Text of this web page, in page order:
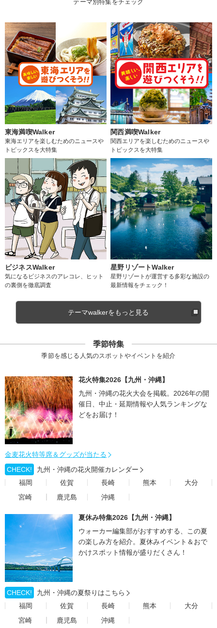
テーマ別特集をチェック
東海満喫Walker
東海エリアを楽しむためのニュースや
トピックスを大特集
関西満喫Walker
関西エリアを楽しむためのニュースや
トピックスを大特集
ビジネスWalker
気になるビジネスのアレコレ、ヒット
の裏側を徹底調査
星野リゾートWalker
星野リゾートが運営する多彩な施設の
最新情報をチェック！
テーマwalkerをもっと見る
季節特集
季節を感じる人気のスポットやイベントを紹介
花火特集2026【九州・沖縄】
九州・沖縄の花火大会を掲載。2026年の開
催日、中止・延期情報や人気ランキングな
どをお届け！
金麦花火特等席＆グッズが当たる
CHECK!
九州・沖縄の花火開催カレンダー
福岡
佐賀 長崎 熊本
大分
宮崎
鹿児島 沖縄
夏休み特集2026【九州・沖縄】
ウォーカー編集部がおすすめする、この夏
の楽しみ方を紹介。夏休みイベント＆おで
かけスポット情報が盛りだくさん！
CHECK!
九州・沖縄の夏祭りはこちら
福岡
佐賀 長崎 熊本
大分
宮崎
鹿児島 沖縄